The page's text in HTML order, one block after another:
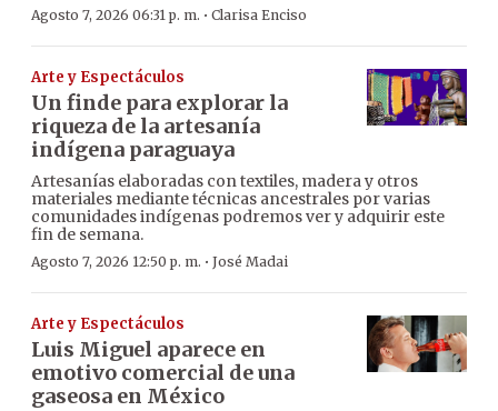
Agosto 7, 2026 06:31 p. m. · Clarisa Enciso
Arte y Espectáculos
Un finde para explorar la
riqueza de la artesanía
indígena paraguaya
Artesanías elaboradas con textiles, madera y otros
materiales mediante técnicas ancestrales por varias
comunidades indígenas podremos ver y adquirir este
fin de semana.
Agosto 7, 2026 12:50 p. m. · José Madai
Arte y Espectáculos
Luis Miguel aparece en
emotivo comercial de una
gaseosa en México